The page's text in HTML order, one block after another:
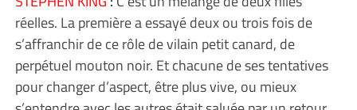
réelles. La première a essayé deux ou trois fois de
s’affranchir de ce rôle de vilain petit canard, de
perpétuel mouton noir. Et chacune de ses tentatives
pour changer d’aspect, être plus vive, ou mieux